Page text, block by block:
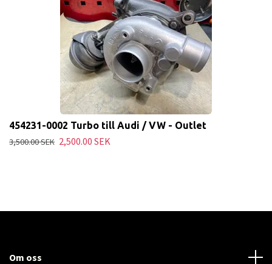
454231-0002 Turbo till Audi / VW - Outlet
3,500.00 SEK 2,500.00 SEK
Om oss